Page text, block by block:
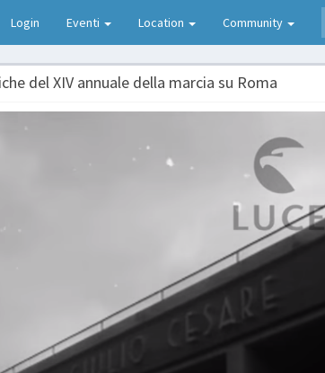
Login Eventi Location Community
del XIV annuale della marcia su Roma